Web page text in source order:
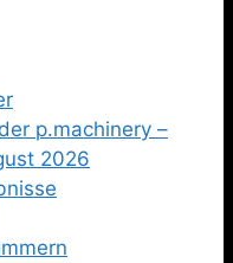
p.machinery –
2026